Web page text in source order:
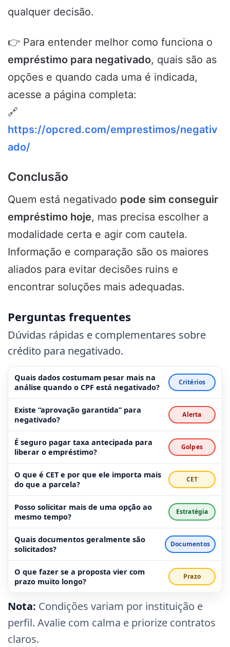
qualquer decisão.
👉 Para entender melhor como funciona o
empréstimo para negativado, quais são as
opções e quando cada uma é indicada,
acesse a página completa:
🔗
https://opcred.com/emprestimos/negativ
ado/
Conclusão
Quem está negativado pode sim conseguir
empréstimo hoje, mas precisa escolher a
modalidade certa e agir com cautela.
Informação e comparação são os maiores
aliados para evitar decisões ruins e
encontrar soluções mais adequadas.
Perguntas frequentes
Dúvidas rápidas e complementares sobre
crédito para negativado.
Quais dados costumam pesar mais na
análise quando o CPF está negativado?
Critérios
Existe “aprovação garantida” para
negativado?
Alerta
É seguro pagar taxa antecipada para
liberar o empréstimo?
Golpes
O que é CET e por que ele importa mais
do que a parcela?
CET
Posso solicitar mais de uma opção ao
mesmo tempo?
Estratégia
Quais documentos geralmente são
solicitados?
Documentos
O que fazer se a proposta vier com
prazo muito longo?
Prazo
Nota: Condições variam por instituição e
perfil. Avalie com calma e priorize contratos
claros.